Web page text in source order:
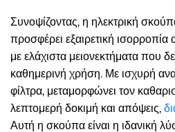
Συνοψίζοντας, η ηλεκτρική
προσφέρει εξαιρετική
με ελάχιστα μειονεκτήματα που
καθημερινή χρήση. Με ισχυρή
φίλτρα, μεταμορφώνει τον
λεπτομερή δοκιμή και απόψεις,
Αυτή η σκούπα είναι η ιδανική